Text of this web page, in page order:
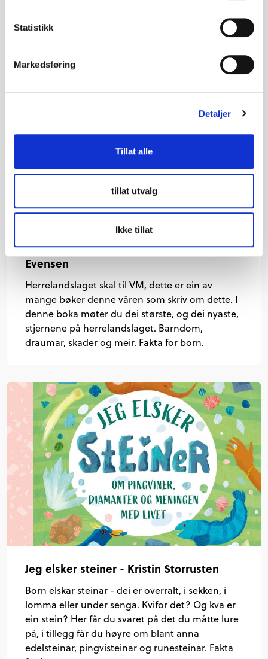
Statistikk
Markedsføring
Detaljer
Tillat alle
tillat utvalg
Ikke tillat
Norges fotballhenter: møt
herrelandslagets største stjerner - Jo
Evensen
Herrelandslaget skal til VM, dette er ein av
mange bøker denne våren som skriv om dette. I
denne boka møter du dei største, og dei nyaste,
stjernene på herrelandslaget. Barndom,
draumar, skader og meir. Fakta for born.
Jeg elsker steiner - Kristin Storrusten
Born elskar steinar - dei er overralt, i sekken, i
lomma eller under senga. Kvifor det? Og kva er
ein stein? Her får du svaret på det du måtte lure
på, i tillegg får du høyre om blant anna
edelsteinar, pingvisteinar og runesteinar. Fakta